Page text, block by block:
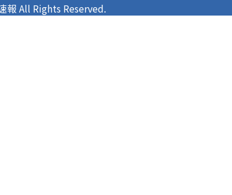
All Rights Reserved.